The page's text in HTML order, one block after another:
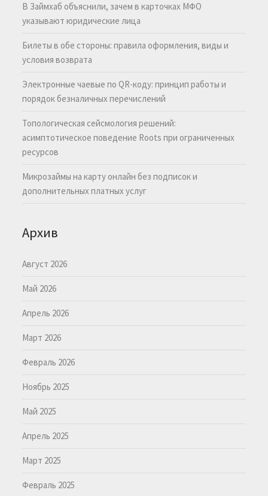
В Займхаб объяснили, зачем в карточках МФО
указывают юридические лица
Билеты в обе стороны: правила оформления, виды и
условия возврата
Электронные чаевые по QR-коду: принцип работы и
порядок безналичных перечислений
Топологическая сейсмология решений:
асимптотическое поведение Roots при ограниченных
ресурсов
Микрозаймы на карту онлайн без подписок и
дополнительных платных услуг
Архив
Август 2026
Май 2026
Апрель 2026
Март 2026
Февраль 2026
Ноябрь 2025
Май 2025
Апрель 2025
Март 2025
Февраль 2025